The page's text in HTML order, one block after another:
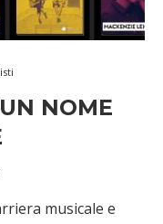
NOME
musicale e